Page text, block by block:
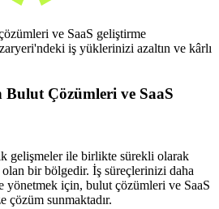
ve SaaS geliştirme
iş yüklerinizi azaltın ve kârlı
Çözümleri ve SaaS
gelişmeler ile birlikte sürekli olarak
bir bölgedir. İş süreçlerinizi daha
yönetmek için, bulut çözümleri ve SaaS
çözüm sunmaktadır.